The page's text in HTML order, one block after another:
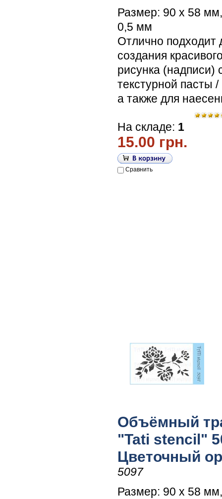
Размер: 90 х 58
0,5 мм
Отлично подходит
создания
рисунка
текстурной пасты
а также для
На складе: 1
15.00 грн.
Сравнить
Объёмный
"Tati stencil"
Цветочный
5097
Размер: 90 х 58